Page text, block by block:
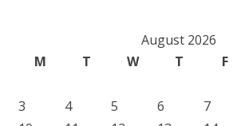
August 2026
M
T W T F
3
4 5 6 7